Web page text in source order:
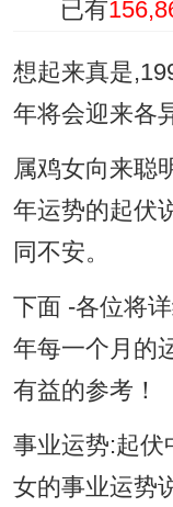
已有
想起来真是
年将会迎来各
属鸡女向来聪
年运势的起伏
同不安。
下面 -各位将
年每一个月的
有益的参考！
事业运势:起伏
女的事业运势